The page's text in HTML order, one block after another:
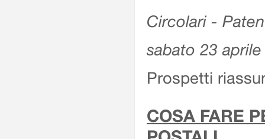
Circolari -
sabato 23
Prospetti
COSA FARE